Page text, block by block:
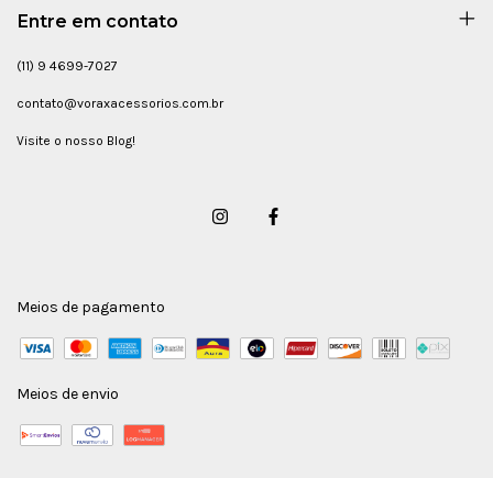
Entre em contato
(11) 9 4699-7027
contato@voraxacessorios.com.br
Visite o nosso Blog!
Meios de pagamento
Meios de envio